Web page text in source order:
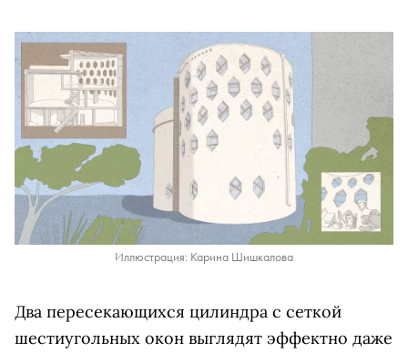
Иллюстрация: Карина Шишкалова
Два пересекающихся цилиндра с сеткой
шестиугольных окон выглядят эффектно даже